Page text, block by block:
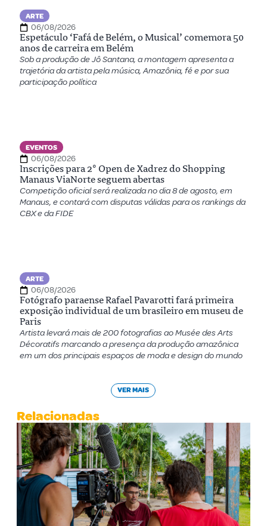
ARTE
06/08/2026
Espetáculo ‘Fafá de Belém, o Musical’ comemora 50
anos de carreira em Belém
Sob a produção de Jô Santana, a montagem apresenta a
trajetória da artista pela música, Amazônia, fé e por sua
participação política
EVENTOS
06/08/2026
Inscrições para 2º Open de Xadrez do Shopping
Manaus ViaNorte seguem abertas
Competição oficial será realizada no dia 8 de agosto, em
Manaus, e contará com disputas válidas para os rankings da
CBX e da FIDE
ARTE
06/08/2026
Fotógrafo paraense Rafael Pavarotti fará primeira
exposição individual de um brasileiro em museu de
Paris
Artista levará mais de 200 fotografias ao Musée des Arts
Décoratifs marcando a presença da produção amazônica
em um dos principais espaços de moda e design do mundo
VER MAIS
Relacionadas